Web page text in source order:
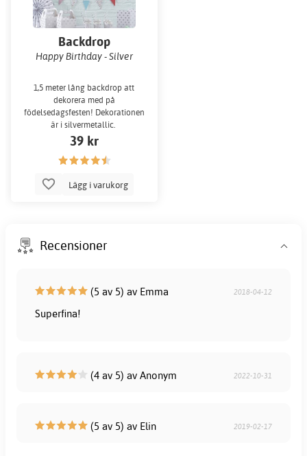
Backdrop
Happy Birthday - Silver
1,5 meter lång backdrop att
dekorera med på
födelsedagsfesten! Dekorationen
är i silvermetallic.
39 kr
Lägg i varukorg
Recensioner
(5 av 5) av Emma 2018-04-12
Superfina!
(4 av 5) av Anonym 2022-10-31
(5 av 5) av Elin 2019-02-17